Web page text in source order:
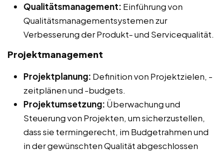
Qualitätsmanagement: Einführung von
Qualitätsmanagementsystemen zur
Verbesserung der Produkt- und Servicequalität.
Projektmanagement
Projektplanung: Definition von Projektzielen, -
zeitplänen und -budgets.
Projektumsetzung: Überwachung und
Steuerung von Projekten, um sicherzustellen,
dass sie termingerecht, im Budgetrahmen und
in der gewünschten Qualität abgeschlossen